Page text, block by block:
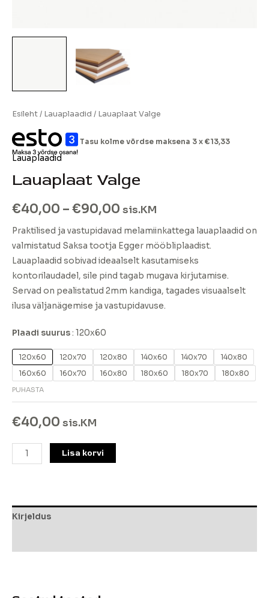
Esileht/ Lauaplaadid / Lauaplaat Valge
Tasu kolme võrdse maksena 3 x €13,33
Lauaplaadid
Lauaplaat Valge
€40,00 –€90,00 sis.KM
Praktilised ja vastupidavad melamiinkattega lauaplaadid on
valmistatud Saksa tootja Egger mööbliplaadist.
Lauaplaadid sobivad ideaalselt kasutamiseks
kontorilaudadel, sile pind tagab mugava kirjutamise.
Servad on pealistatud 2mm kandiga, tagades visuaalselt
ilusa väljanägemise ja vastupidavuse.
Plaadi suurus 120x60
120x60 120x70 120x80 140x60 140x70
140x80
160x60
160x70 160x80 180x60 180x70 180x80
PUHASTA
€40,00 sis.KM
Lisa korvi
Kirjeldus